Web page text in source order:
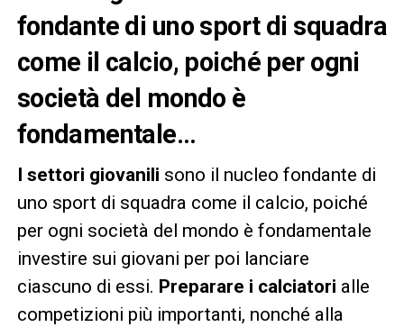
fondante di uno sport di squadra
come il calcio, poiché per ogni
società del mondo è
fondamentale…
I settori giovanili sono il nucleo fondante di
uno sport di squadra come il calcio, poiché
per ogni società del mondo è fondamentale
investire sui giovani per poi lanciare
ciascuno di essi. Preparare i calciatori alle
competizioni più importanti, nonché alla